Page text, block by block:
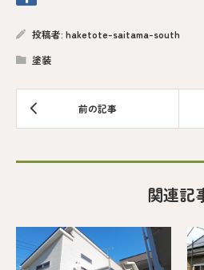
投稿者: haketote-saitama-south
塗装
関連記